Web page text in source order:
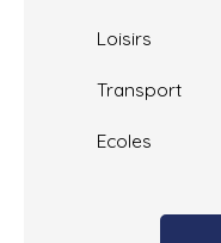
Loisirs
Transport
Ecoles